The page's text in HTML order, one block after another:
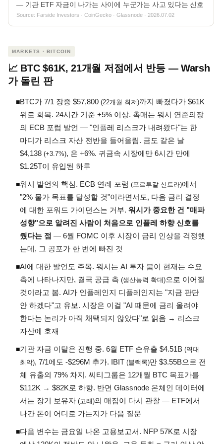
— 기관 ETF 자금이 나가는 사이에 누군가는 사고 있다는 신호
Source: Farside Investors · CoinGecko · Glassnode · 2026.07.02
MARKETS · BITCOIN
📈 BTC $61K, 21개월 저점에서 반등 — Warsh
가 돌린 판
◾BTC가 7/1 장중 $57,800 (22개월 최저)까지 빠졌다가 $61K
위로 회복. 24시간 기준 +5% 이상. 촉매는 워시 연준의장
의 ECB 포럼 발언 — "인플레 리스크가 내려왔다"는 한
마디가 리스크 자산 전반을 들어올림. 금도 같은 날
$4,138 (+3.7%), 은 +6%. 귀금속 시장에만 6시간 만에
$1.25T이 유입된 하루
◾워시 발언의 핵심. ECB 연례 포럼 (포르투갈 신트라)에서
"2% 물가 목표를 달성할 것"이라면서도, 다음 금리 결정
에 대한 포워드 가이던스는 거부. 워시가 중요한 건 "매파
성향"으로 알려진 사람이 처음으로 인플레 하향 신호를
줬다는 점 — 6월 FOMC 이후 시장이 금리 인상을 걱정했
는데, 그 공포가 한 번에 빠진 것
◾AI에 대한 발언도 주목. 워시는 AI 투자 붐이 현재는 수요
측에 나타나지만, 결국 공급 측 (생산능력 확대)으로 이어질
것이라고 봄. AI가 인플레인지 디플레인지는 "지금 판단
안 하겠다"고 유보. 시장은 이걸 "AI 때문에 금리 올려야
한다는 논리가 아직 채택되지 않았다"로 읽음 → 리스크
자산에 호재
◾기관 자금 이탈은 진행 중. 6월 ETF 순유출 $4.51B (역대
최악), 7/1에도 -$296M 추가. IBIT (블랙록)만 $3.55B으로 전
체 유출의 79% 차지. 씨티그룹은 12개월 BTC 목표가를
$112K → $82K로 하향. 반면 Glassnode 온체인 데이터에
서는 장기 보유자 (고래)의 매집이 다시 관찰 — ETF에서
나간 돈이 어디로 가는지가 다음 질문
◾다음 변수는 금요일 나온 고용보고서. NFP 57K로 시장